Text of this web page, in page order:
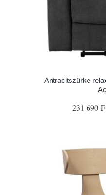
Antracitszürke
231 690